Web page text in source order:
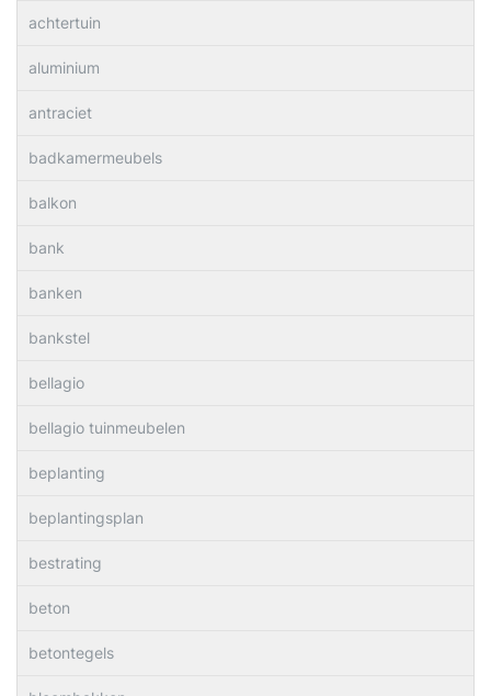
achtertuin
aluminium
antraciet
badkamermeubels
balkon
bank
banken
bankstel
bellagio
bellagio tuinmeubelen
beplanting
beplantingsplan
bestrating
beton
betontegels